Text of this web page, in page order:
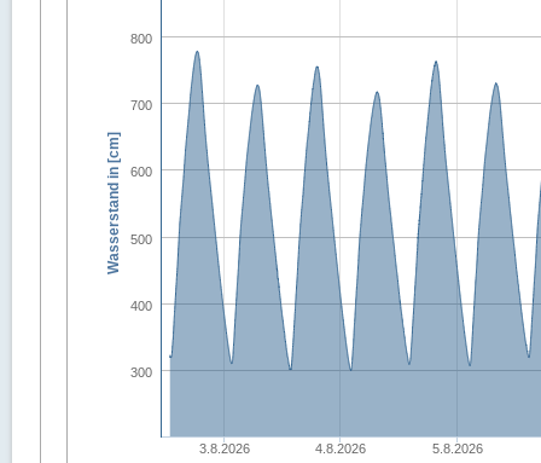
Wasserstand in [cm]
3.8.2026 4.8.2026 5.8.2026
300
400
500
600
700
800